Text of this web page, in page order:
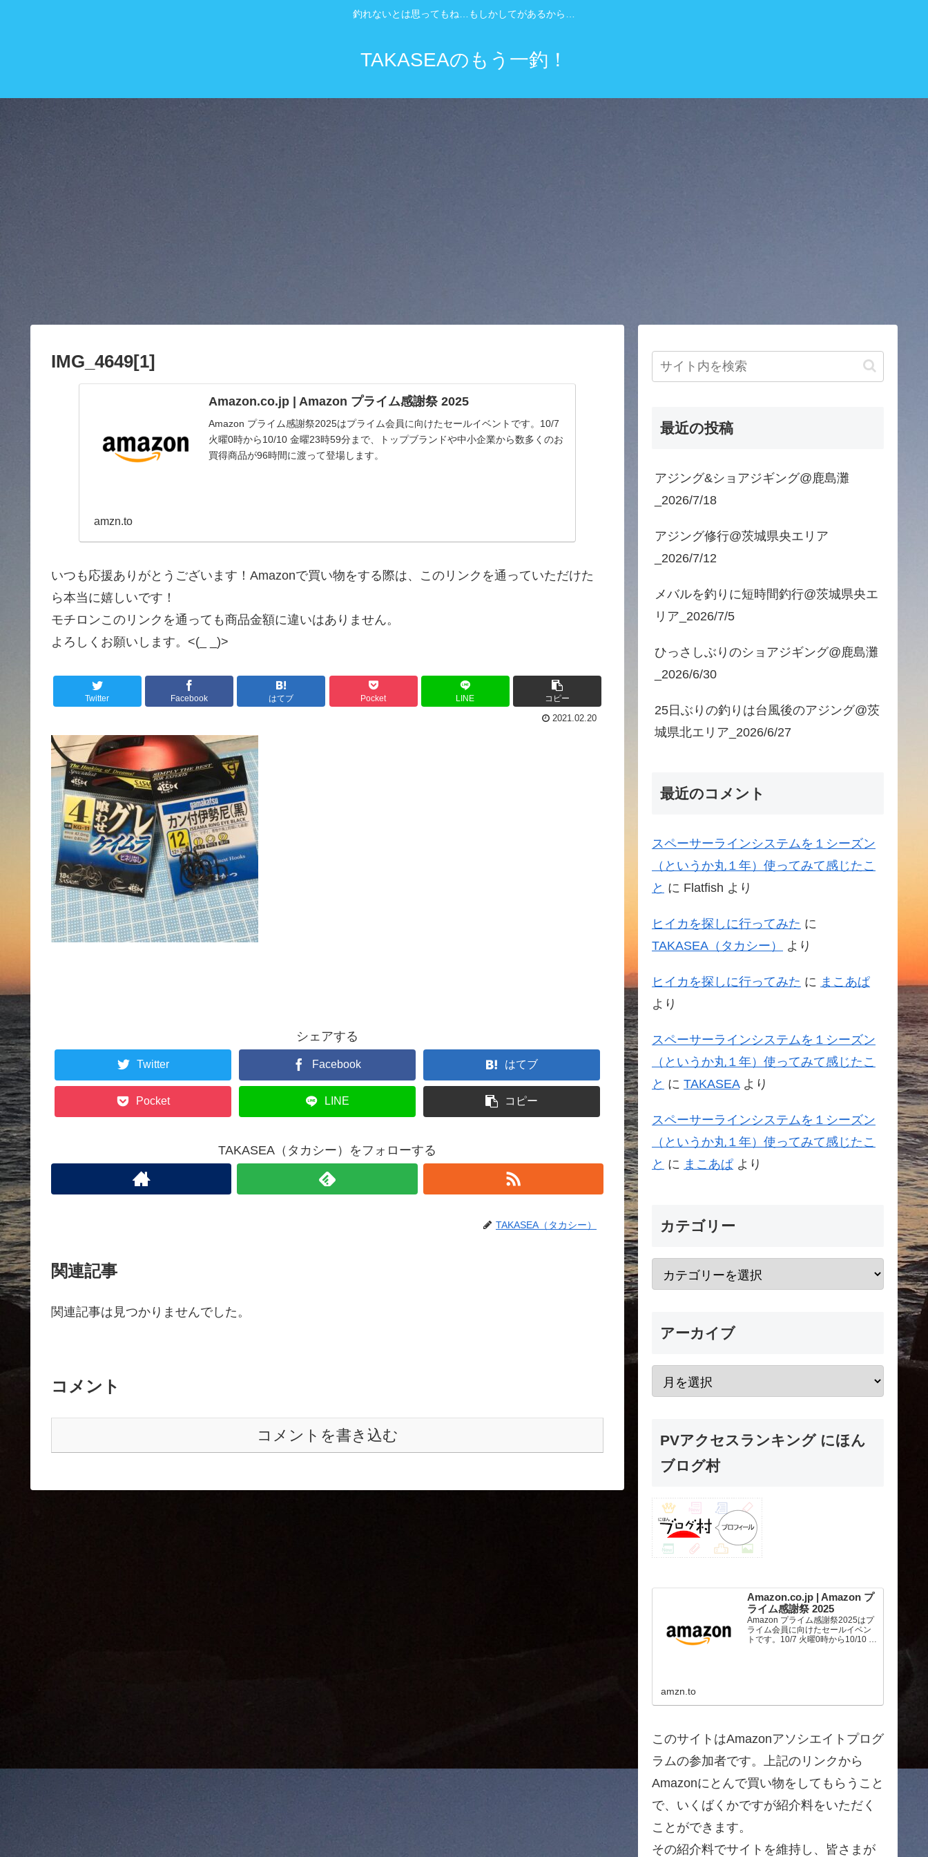
釣れないとは思ってもね…もしかしてがあるから…
TAKASEAのもう一釣！
IMG_4649[1]
Amazon.co.jp | Amazon プライム感謝祭 2025
Amazon プライム感謝祭2025はプライム会員に向けたセールイベントです。10/7
火曜0時から10/10 金曜23時59分まで、トップブランドや中小企業から数多くのお
買得商品が96時間に渡って登場します。
amzn.to
いつも応援ありがとうございます！Amazonで買い物をする際は、このリンクを通っていただけた
ら本当に嬉しいです！
モチロンこのリンクを通っても商品金額に違いはありません。
よろしくお願いします。<(_ _)>
Twitter Facebook はてブ Pocket LINE コピー
2021.02.20
シェアする
Twitter Facebook はてブ
Pocket LINE コピー
TAKASEA（タカシー）をフォローする
TAKASEA（タカシー）
関連記事
関連記事は見つかりませんでした。
コメント
コメントを書き込む
最近の投稿
アジング&ショアジギング@鹿島灘
_2026/7/18
アジング修行@茨城県央エリア
_2026/7/12
メバルを釣りに短時間釣行@茨城県央エ
リア_2026/7/5
ひっさしぶりのショアジギング@鹿島灘
_2026/6/30
25日ぶりの釣りは台風後のアジング@茨
城県北エリア_2026/6/27
最近のコメント
スペーサーラインシステムを１シーズン
（というか丸１年）使ってみて感じたこ
と に Flatfish より
ヒイカを探しに行ってみた に
TAKASEA（タカシー）
より
ヒイカを探しに行ってみた に まこあぱ
より
スペーサーラインシステムを１シーズン
（というか丸１年）使ってみて感じたこ
と に TAKASEAより
スペーサーラインシステムを１シーズン
（というか丸１年）使ってみて感じたこ
と に まこあぱ より
カテゴリー
アーカイブ
PVアクセスランキング にほん
ブログ村
Amazon.co.jp | Amazon プ
ライム感謝祭 2025
Amazon プライム感謝祭2025はプ
ライム会員に向けたセールイベン
トです。10/7 火曜0時から10/10 金
amzn.to
このサイトはAmazonアソシエイトプログ
ラムの参加者です。上記のリンクから
Amazonにとんで買い物をしてもらうこと
で、いくばくかですが紹介料をいただく
ことができます。
その紹介料でサイトを維持し、皆さまが